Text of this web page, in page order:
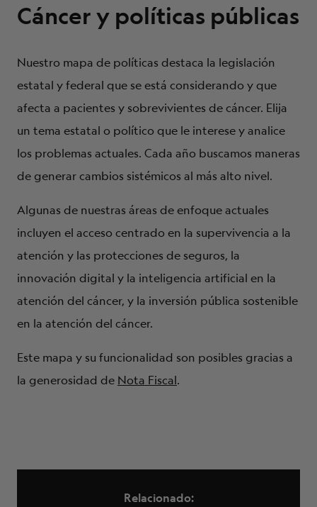
Cáncer y políticas públicas
Nuestro mapa de políticas destaca la legislación
estatal y federal que se está considerando y que
afecta a pacientes y sobrevivientes de cáncer. Elija
un tema estatal o político que le interese y analice
los problemas actuales. Cada año buscamos maneras
de generar cambios sistémicos al más alto nivel.
Algunas de nuestras áreas de enfoque actuales
incluyen el acceso centrado en la supervivencia a la
atención y las protecciones de seguros, la
innovación digital y la inteligencia artificial en la
atención del cáncer, y la inversión pública sostenible
en la atención del cáncer.
Este mapa y su funcionalidad son posibles gracias a
la generosidad de Nota Fiscal.
Relacionado: